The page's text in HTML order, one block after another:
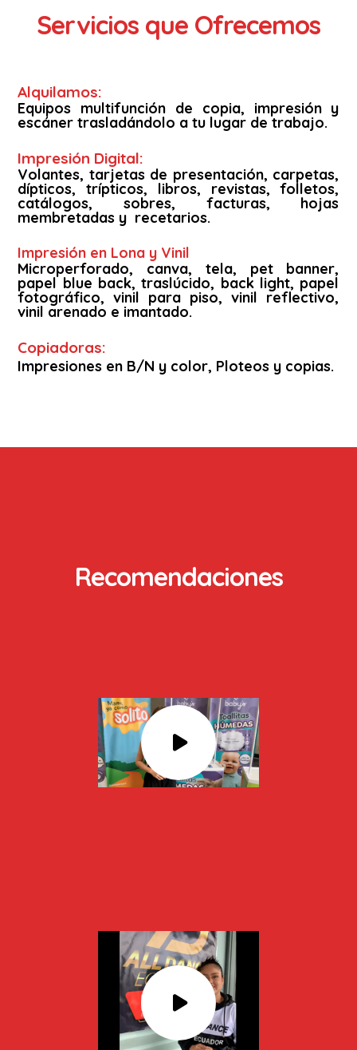
Servicios que Ofrecemos
Alquilamos:
Equipos multifunción de copia, impresión y
escáner trasladándolo a tu lugar de trabajo.
Impresión Digital:
Volantes, tarjetas de presentación, carpetas,
dípticos, trípticos, libros, revistas, folletos,
catálogos, sobres, facturas, hojas
membretadas y recetarios.
Impresión en Lona y Vinil
Microperforado, canva, tela, pet banner,
papel blue back, traslúcido, back light, papel
fotográfico, vinil para piso, vinil reflectivo,
vinil arenado e imantado.
Copiadoras:
Impresiones en B/N y color, Ploteos y copias.
Recomendaciones